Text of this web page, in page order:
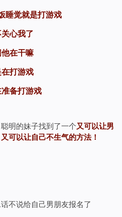
睡觉就是打游戏
心我了
在干嘛
打游戏
备打游戏
明的妹子找到了一个又可以让男
可以让自己不生气的方法！
不说给自己男朋友报名了